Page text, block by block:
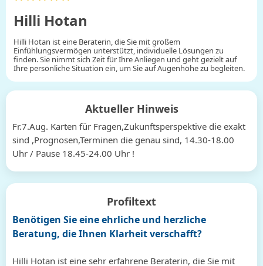
Hilli Hotan
Hilli Hotan ist eine Beraterin, die Sie mit großem
Einfühlungsvermögen unterstützt, individuelle Lösungen zu
finden. Sie nimmt sich Zeit für Ihre Anliegen und geht gezielt auf
Ihre persönliche Situation ein, um Sie auf Augenhöhe zu begleiten.
Aktueller Hinweis
Fr.7.Aug. Karten für Fragen,Zukunftsperspektive die exakt
sind ,Prognosen,Terminen die genau sind, 14.30-18.00
Uhr / Pause 18.45-24.00 Uhr !
Profiltext
Benötigen Sie eine ehrliche und herzliche
Beratung, die Ihnen Klarheit verschafft?
Hilli Hotan ist eine sehr erfahrene Beraterin, die Sie mit